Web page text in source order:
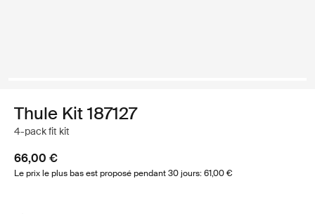
Thule Kit 187127
4-pack fit kit
66,00 €
Le prix le plus bas est proposé pendant 30 jours: 61,00 €